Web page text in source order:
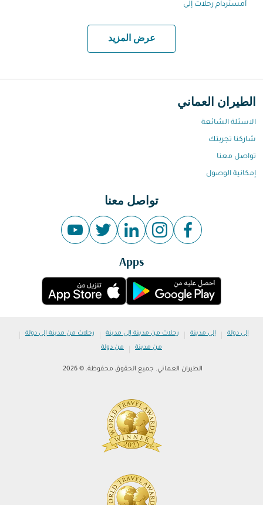
أمستردام رحلات إلى
عرض المزيد
الطيران العماني
الاسئلة الشائعة
شاركنا تجربتك
تواصل معنا
إمكانية الوصول
تواصل معنا
Apps
إلى دولة | إلى مدينة | رحلات من مدينة إلى مدينة | رحلات من مدينة إلى دولة |
من مدينة | من دولة
الطيران العماني. جميع الحقوق محفوظة. © 2026